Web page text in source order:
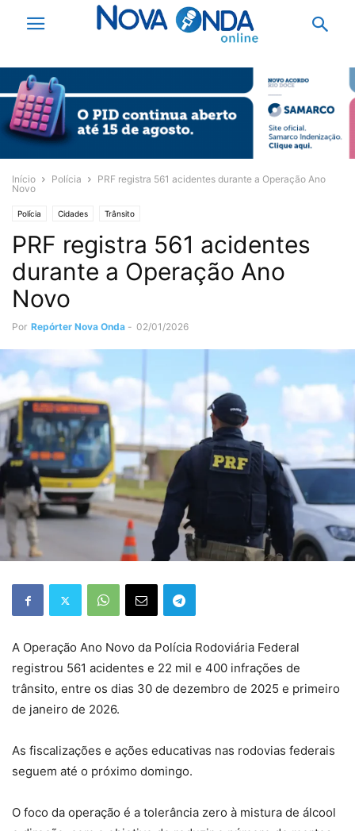
Início Polícia
PRF registra 561 acidentes durante a Operação Ano
Novo
Polícia Cidades Trânsito
PRF registra 561 acidentes
durante a Operação Ano
Novo
Por Repórter Nova Onda - 02/01/2026
A Operação Ano Novo da Polícia Rodoviária Federal
registrou 561 acidentes e 22 mil e 400 infrações de
trânsito, entre os dias 30 de dezembro de 2025 e primeiro
de janeiro de 2026.
As fiscalizações e ações educativas nas rodovias federais
seguem até o próximo domingo.
O foco da operação é a tolerância zero à mistura de álcool